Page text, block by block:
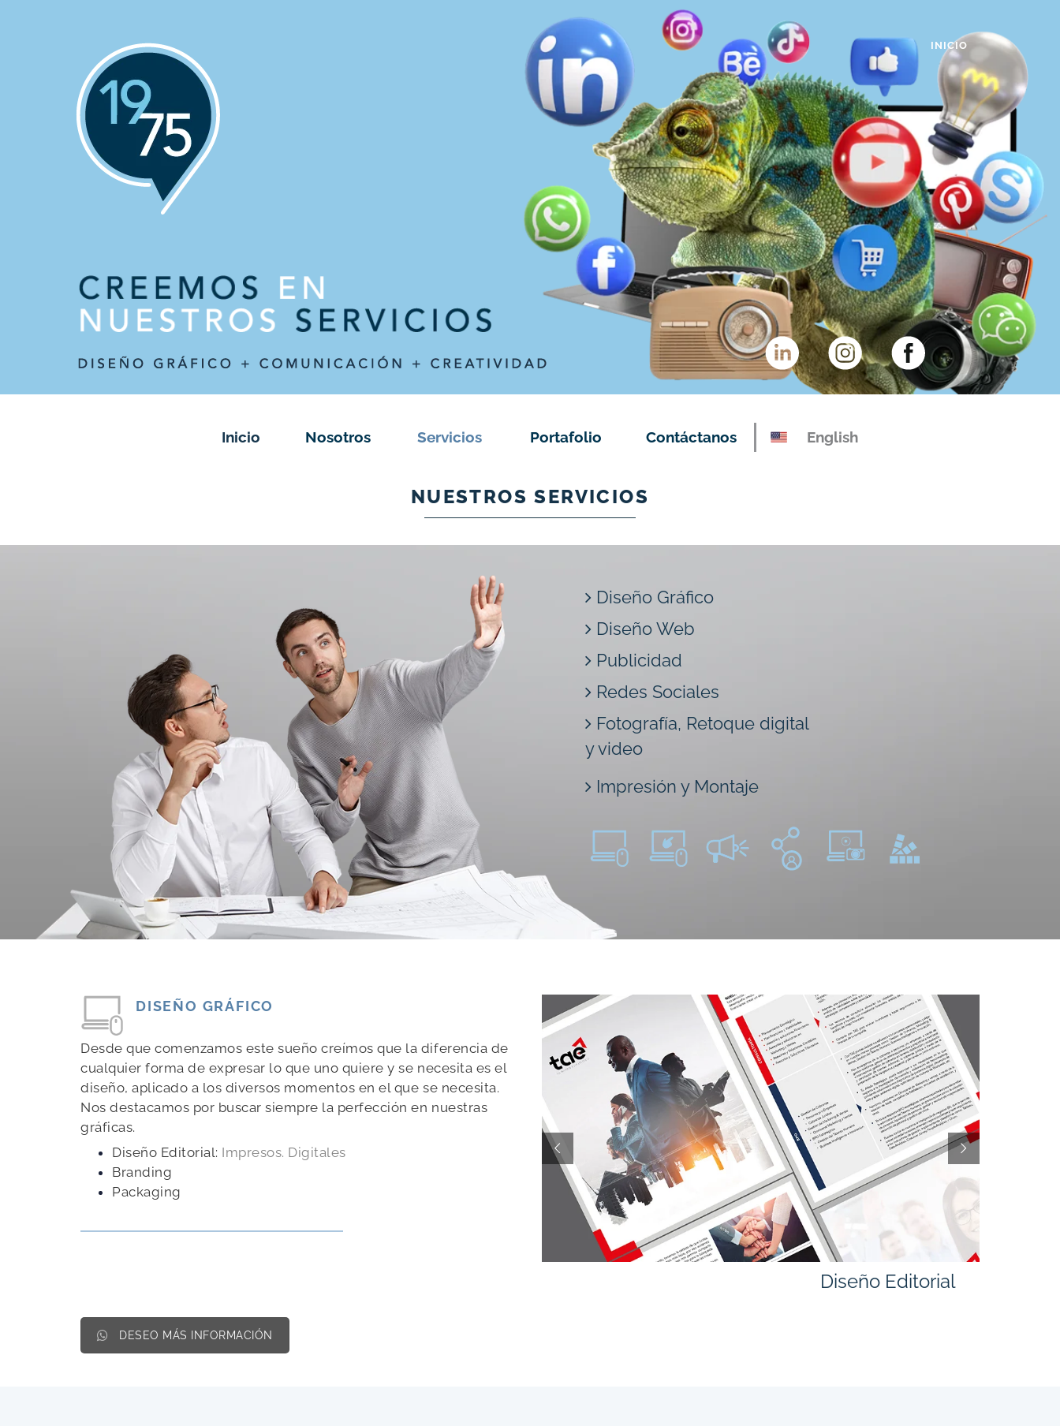
INICIO
Inicio Nosotros Servicios Portafolio Contáctanos English
NUESTROS SERVICIOS
Diseño Gráfico
Fotografía, Retoque digital
y video
Diseño Web
Publicidad
Redes Sociales
Impresión y Montaje
DISEÑO GRÁFICO
Desde que comenzamos este sueño creímos que la diferencia de
cualquier forma de expresar lo que uno quiere y se necesita es el
diseño, aplicado a los diversos momentos en el que se necesita.
Nos destacamos por buscar siempre la perfección en nuestras
gráficas.
Diseño Editorial: Impresos. Digitales
Branding
Packaging
Diseño Editorial
DESEO MÁS INFORMACIÓN